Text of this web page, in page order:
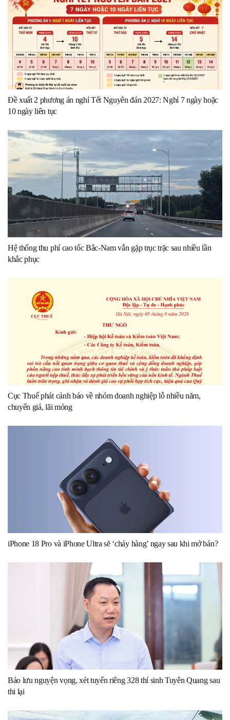
Đề xuất 2 phương án nghỉ Tết Nguyên đán 2027: Nghỉ 7 ngày hoặc
10 ngày liên tục
Hệ thống thu phí cao tốc Bắc-Nam vẫn gặp trục trặc sau nhiều lần
khắc phục
Cục Thuế phát cảnh báo về nhóm doanh nghiệp lỗ nhiều năm,
chuyển giá, lãi mỏng
iPhone 18 Pro và iPhone Ultra sẽ ‘cháy hàng’ ngay sau khi mở bán?
Bảo lưu nguyện vọng, xét tuyển riêng 328 thí sinh Tuyên Quang sau
thi lại